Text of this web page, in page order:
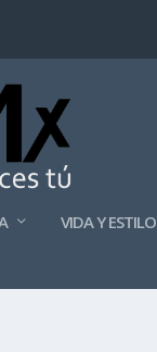
VIDA Y ESTILO